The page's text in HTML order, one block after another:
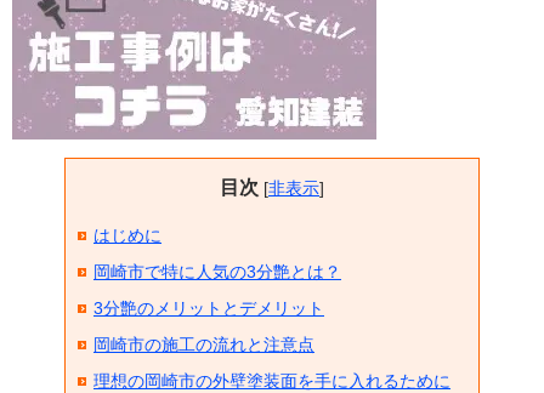
目次 [非表示]
はじめに
岡崎市で特に人気の3分艶とは？
3分艶のメリットとデメリット
岡崎市の施工の流れと注意点
理想の岡崎市の外壁塗装面を手に入れるために